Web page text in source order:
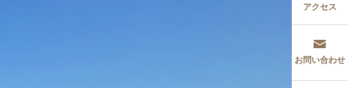
アクセス
お問い合わせ